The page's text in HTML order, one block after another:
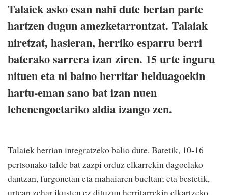
Talaiek asko esan nahi dute bertan parte
hartzen dugun amezketarrontzat. Talaiak
niretzat, hasieran, herriko esparru berri
baterako sarrera izan ziren. 15 urte inguru
nituen eta ni baino herritar helduagoekin
hartu-eman sano bat izan nuen
lehenengoetariko aldia izango zen.
Talaiek herrian integratzeko balio dute. Batetik, 10-16
pertsonako talde bat zazpi orduz elkarrekin dagoelako
dantzan, furgonetan eta mahaiaren bueltan; eta bestetik,
urtean zehar ikusten ez dituzun herritarrekin elkartzeko